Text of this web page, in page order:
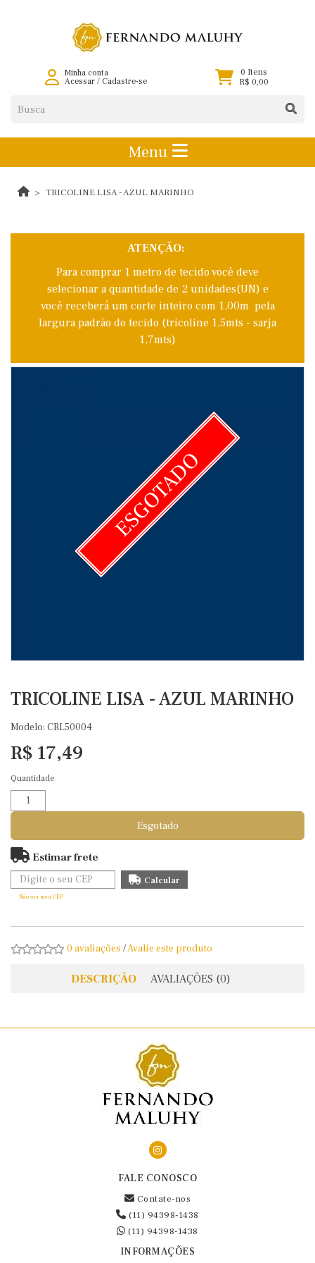
Minha conta
Acessar/ Cadastre-se
0 Itens
R$ 0,00
Menu
TRICOLINE LISA - AZUL MARINHO
ATENÇÃO:
Para comprar 1 metro de tecido você deve
selecionar a quantidade de 2 unidades(UN) e
você receberá um corte inteiro com 1,00m pela
largura padrão do tecido (tricoline 1,5mts - sarja
1,7mts)
ESGOTADO
TRICOLINE LISA - AZUL MARINHO
Modelo: CRL50004
R$ 17,49
Quantidade
Esgotado
Estimar frete
Não sei meu CEP
0 avaliações /Avalie este produto
DESCRIÇÃO AVALIAÇÕES (0)
FALE CONOSCO
Contate-nos
(11) 94398-1438
(11) 94398-1438
INFORMAÇÕES